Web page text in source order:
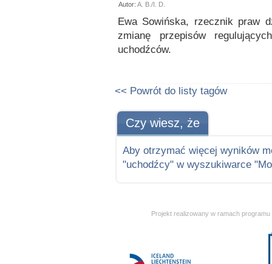
Autor: A. B./I. D.
Ewa Sowińska, rzecznik praw
zmianę przepisów
uchodźców.
<< Powrót do listy tagów
Czy wiesz, że
Aby otrzymać więcej wyników
"uchodźcy" w wyszukiwarce
Projekt realizowany w ramach